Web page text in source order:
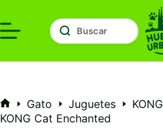
al
contenido
Inicio
Gato Juguetes
KONG
KONG Cat Enchanted